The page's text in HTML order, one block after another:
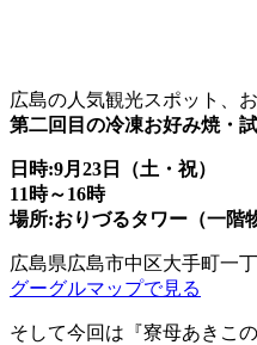
広島の人気観光スポット、
第二回目の冷凍お好み焼・
日時:9月23日（土・祝）
11時～16時
場所:おりづるタワー（一階
広島県広島市中区大手町一
グーグルマップで見る
そして今回は『寮母あきこ